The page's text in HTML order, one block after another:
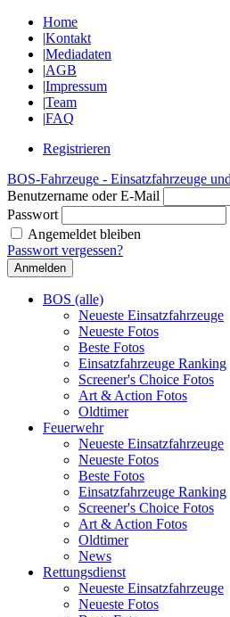
Home
|Kontakt
|Mediadaten
|AGB
|Impressum
|Team
|FAQ
Registrieren
BOS-Fahrzeuge - Einsatzfahrzeuge
Benutzername oder E-Mail
Passwort
Angemeldet bleiben
Passwort vergessen?
BOS (alle)
Neueste Einsatzfahrzeuge
Neueste Fotos
Beste Fotos
Einsatzfahrzeuge Ranking
Screener's Choice Fotos
Art & Action Fotos
Oldtimer
Feuerwehr
Neueste Einsatzfahrzeuge
Neueste Fotos
Beste Fotos
Einsatzfahrzeuge Ranking
Screener's Choice Fotos
Art & Action Fotos
Oldtimer
News
Rettungsdienst
Neueste Einsatzfahrzeuge
Neueste Fotos